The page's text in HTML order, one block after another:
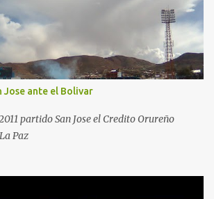
Jose ante el Bolivar
partido San Jose el Credito Orureño
Paz